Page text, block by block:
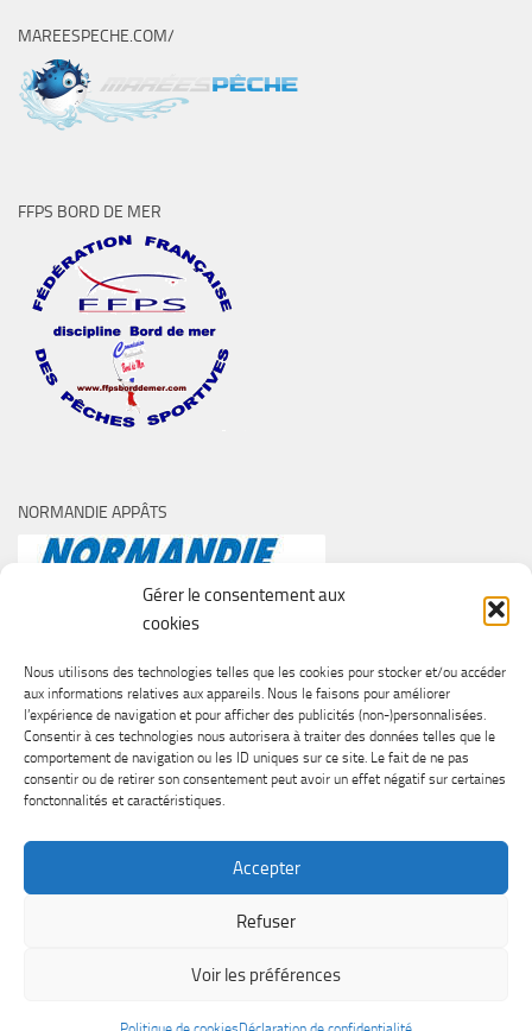
Gérer le consentement aux
cookies
Nous utilisons des technologies telles que les cookies pour stocker et/ou accéder
aux informations relatives aux appareils. Nous le faisons pour améliorer
l’expérience de navigation et pour afficher des publicités (non-)personnalisées.
Consentir à ces technologies nous autorisera à traiter des données telles que le
comportement de navigation ou les ID uniques sur ce site. Le fait de ne pas
consentir ou de retirer son consentement peut avoir un effet négatif sur certaines
fonctonnalités et caractéristiques.
Accepter
Refuser
Voir les préférences
MAREESPECHE.COM/
FFPS BORD DE MER
NORMANDIE APPÂTS